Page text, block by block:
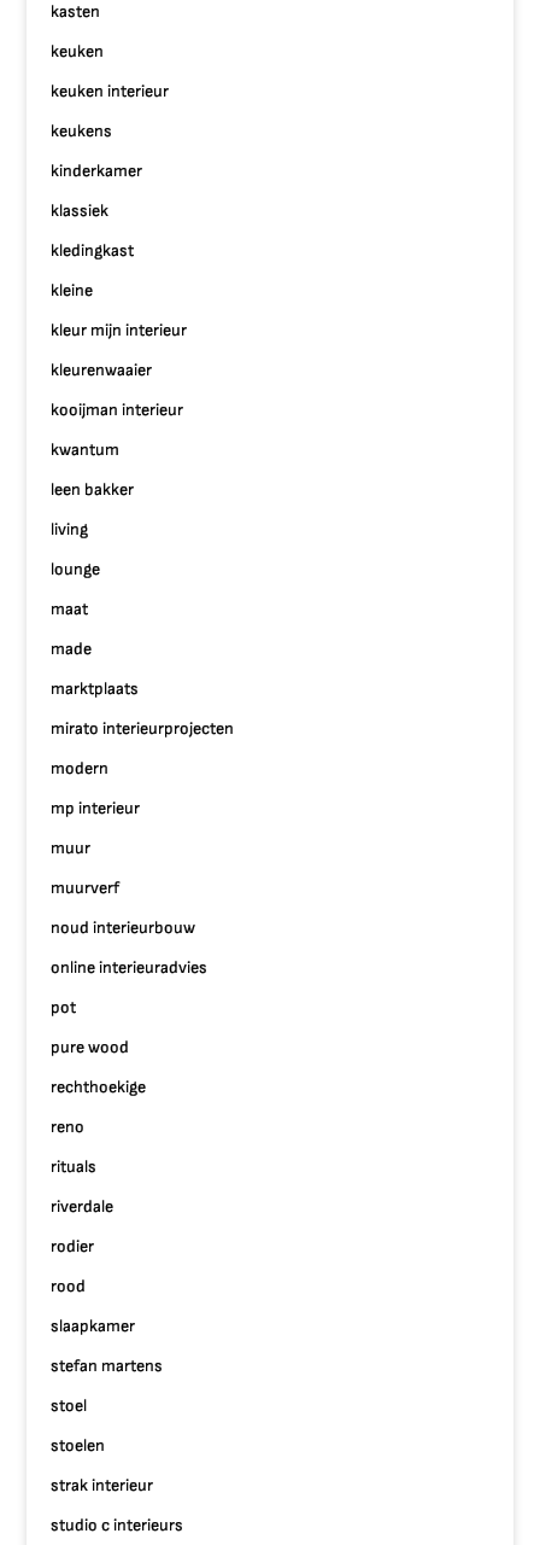
kasten
keuken
keuken interieur
keukens
kinderkamer
klassiek
kledingkast
kleine
kleur mijn interieur
kleurenwaaier
kooijman interieur
kwantum
leen bakker
living
lounge
maat
made
marktplaats
mirato interieurprojecten
modern
mp interieur
muur
muurverf
noud interieurbouw
online interieuradvies
pot
pure wood
rechthoekige
reno
rituals
riverdale
rodier
rood
slaapkamer
stefan martens
stoel
stoelen
strak interieur
studio c interieurs